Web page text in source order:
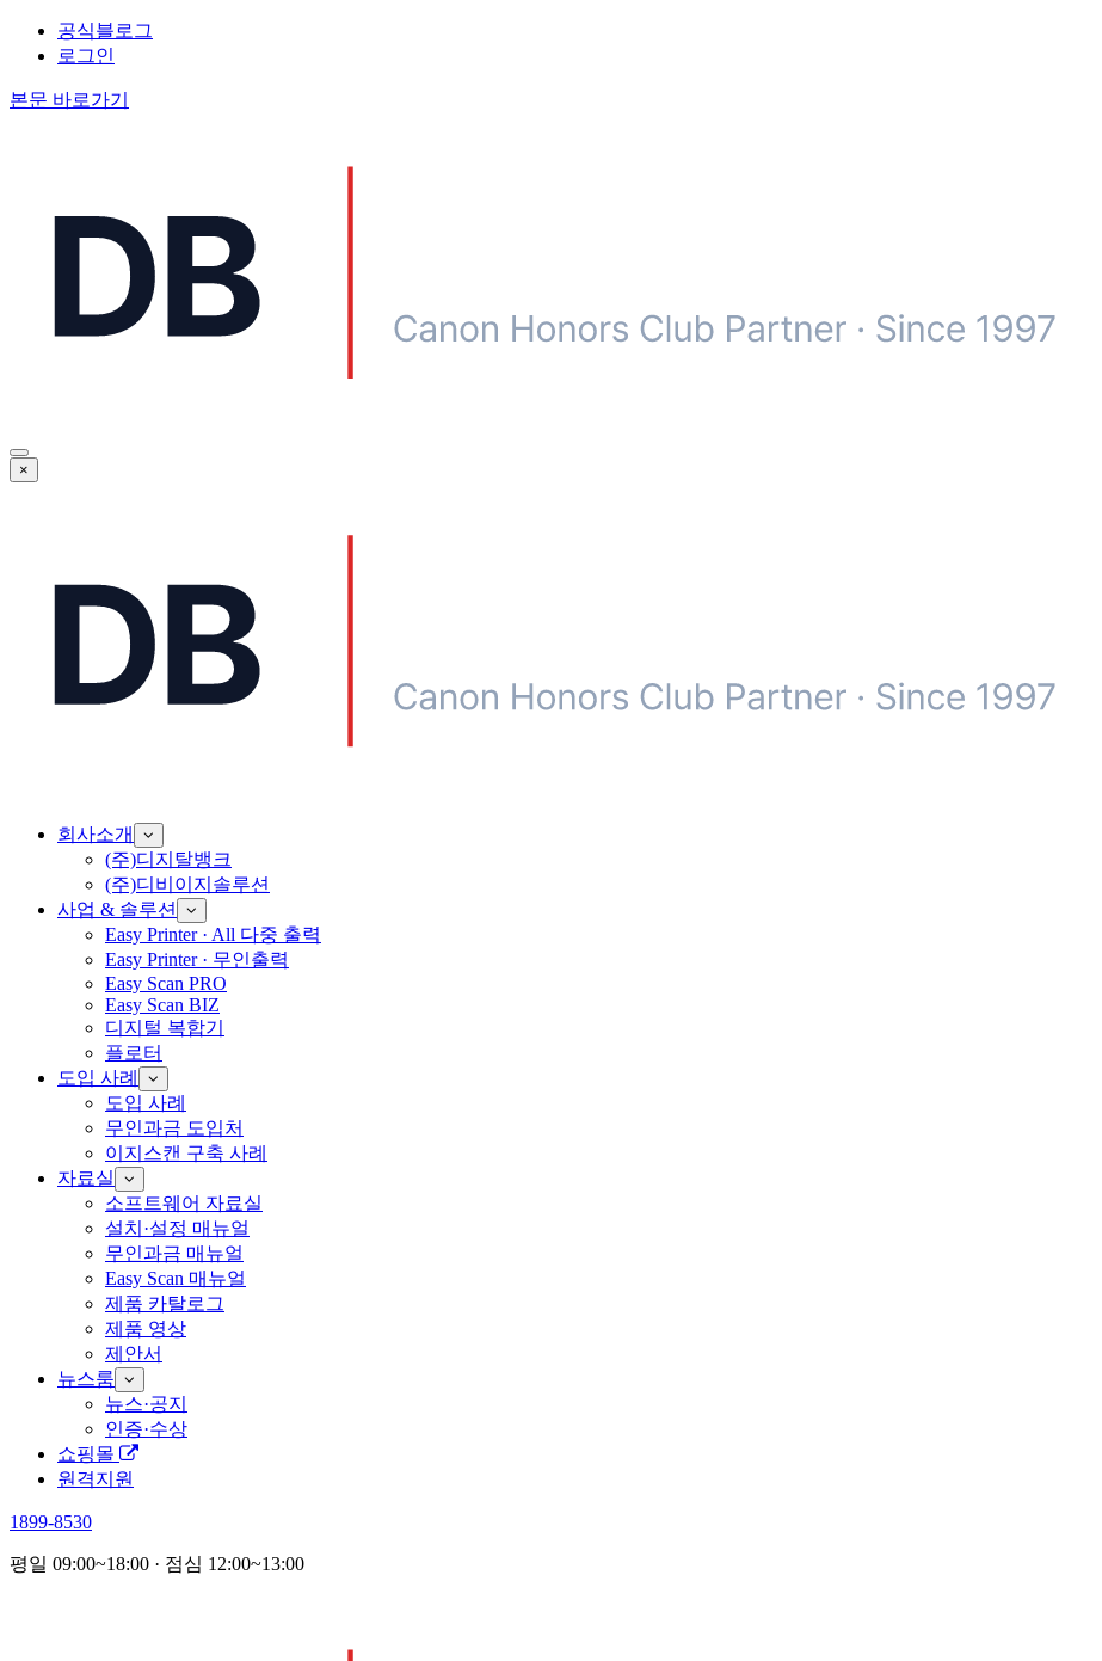
공식블로그
로그인
본문 바로가기
×
회사소개
(주)디지탈뱅크
(주)디비이지솔루션
사업 & 솔루션
Easy Printer · All 다중 출력
Easy Printer · 무인출력
Easy Scan PRO
Easy Scan BIZ
디지털 복합기
플로터
도입 사례
도입 사례
무인과금 도입처
이지스캔 구축 사례
자료실
소프트웨어 자료실
설치·설정 매뉴얼
무인과금 매뉴얼
Easy Scan 매뉴얼
제품 카탈로그
제품 영상
제안서
뉴스룸
뉴스·공지
인증·수상
쇼핑몰
원격지원
1899-8530
평일 09:00~18:00 · 점심 12:00~13:00